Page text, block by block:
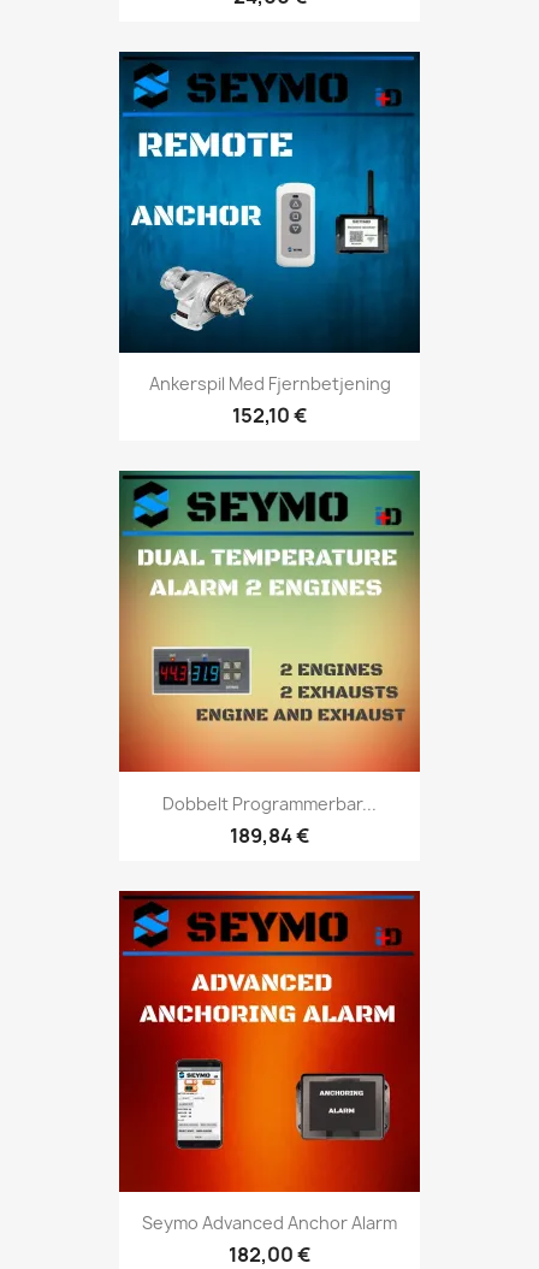
Ankerspil Med Fjernbetjening
152,10 €
Dobbelt Programmerbar...
189,84 €
Seymo Advanced Anchor Alarm
182,00 €